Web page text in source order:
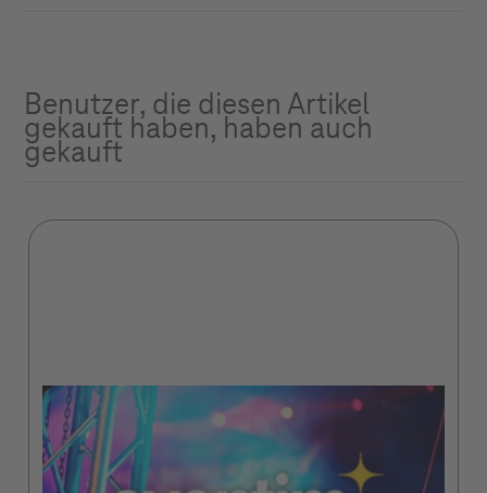
Benutzer, die diesen Artikel
gekauft haben, haben auch
gekauft